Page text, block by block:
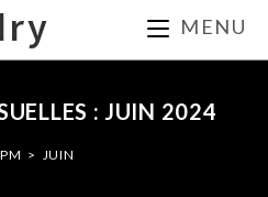
MENU
: JUIN 2024
PM > JUIN